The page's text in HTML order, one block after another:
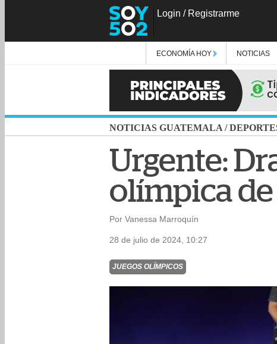
Login / Registrarme
ECONOMÍA HOY NOTICIAS
NOTICIAS GUATEMALA /
Urgente:
olímpica
Por Vanessa Marroquín
28 de julio de 2024, 10:27
JUEGOS OLÍMPICOS